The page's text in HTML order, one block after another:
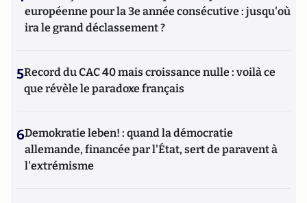
européenne pour la 3e année consécutive : jusqu'où
ira le grand déclassement ?
5Record du CAC 40 mais croissance nulle : voilà ce
que révèle le paradoxe français
6Demokratie leben! : quand la démocratie
allemande, financée par l'État, sert de paravent à
l'extrémisme